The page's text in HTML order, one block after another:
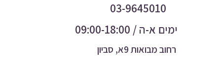
03-9645010
ימים א-ה / 09:00-18:00
רחוב מבואות 9א, סביון